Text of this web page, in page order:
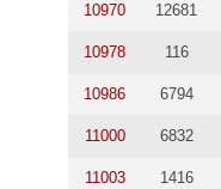
10970 12681
10978 116
10986 6794
11000 6832
11003 1416